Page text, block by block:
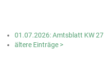
01.07.2026: Amtsblatt KW 27
ältere Einträge >